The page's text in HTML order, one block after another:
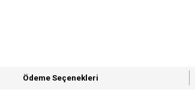
Ödeme Seçenekleri